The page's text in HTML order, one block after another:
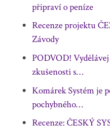
připraví o peníze
Recenze projektu
Závody
PODVOD!
zkušenosti s…
Komárek Systém je
pochybného…
Recenze: ČESKÝ